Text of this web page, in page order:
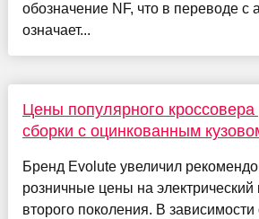
обозначение NF, что в переводе с
означает...
Цены популярного кроссовера
сборки с оцинкованным
Бренд Evolute увеличил
розничные цены на электрический
второго поколения. В зависимости